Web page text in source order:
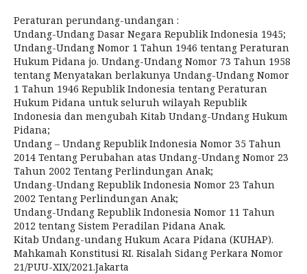
Peraturan perundang-undangan :
Undang-Undang Dasar Negara Republik Indonesia 1945;
Undang-Undang Nomor 1 Tahun 1946 tentang Peraturan
Hukum Pidana jo. Undang-Undang Nomor 73 Tahun 1958
tentang Menyatakan berlakunya Undang-Undang Nomor
1 Tahun 1946 Republik Indonesia tentang Peraturan
Hukum Pidana untuk seluruh wilayah Republik
Indonesia dan mengubah Kitab Undang-Undang Hukum
Pidana;
Undang – Undang Republik Indonesia Nomor 35 Tahun
2014 Tentang Perubahan atas Undang-Undang Nomor 23
Tahun 2002 Tentang Perlindungan Anak;
Undang-Undang Republik Indonesia Nomor 23 Tahun
2002 Tentang Perlindungan Anak;
Undang-Undang Republik Indonesia Nomor 11 Tahun
2012 tentang Sistem Peradilan Pidana Anak.
Kitab Undang-undang Hukum Acara Pidana (KUHAP).
Mahkamah Konstitusi RI. Risalah Sidang Perkara Nomor
21/PUU-XIX/2021.Jakarta